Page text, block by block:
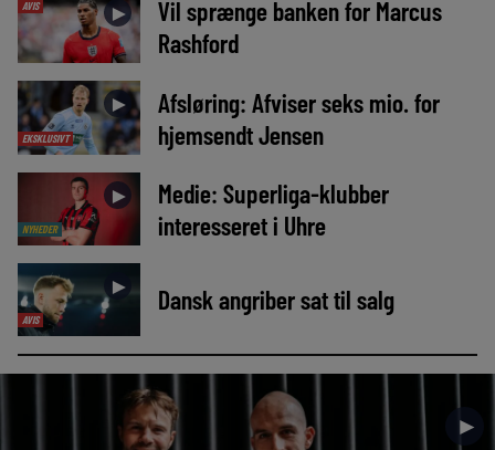
AVIS ►
Vil sprænge banken for Marcus
Rashford
EKSKLUSIVT
►
Afsløring: Afviser seks mio. for
hjemsendt Jensen
NYHEDER
►
Medie: Superliga-klubber
interesseret i Uhre
AVIS
► Dansk angriber sat til salg
►